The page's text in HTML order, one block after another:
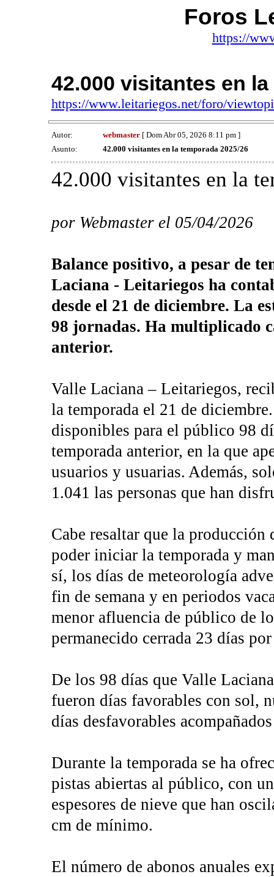
Foros
https://
42.000 visitantes en
https://www.leitariegos.net/foro/
Autor: webmaster[ Dom Abr 05, 2026 8:11 pm ]
Asunto:
42.000 visitantes en la temporada 2025/26
42.000 visitantes en la
por Webmaster el 05/04/2026
Balance positivo, a pesar de
Laciana - Leitariegos ha
desde el 21 de diciembre. La
98 jornadas. Ha multiplicado
anterior.
Valle Laciana – Leitariegos,
la temporada el 21 de
disponibles para el público 98
temporada anterior, en la que
usuarios y usuarias. Además,
1.041 las personas que han
Cabe resaltar que la
poder iniciar la temporada y
sí, los días de meteorología
fin de semana y en periodos
menor afluencia de público de
permanecido cerrada 23 días
De los 98 días que Valle
fueron días favorables con sol,
días desfavorables
Durante la temporada se ha
pistas abiertas al público, con
espesores de nieve que han
cm de mínimo.
El número de abonos anuales